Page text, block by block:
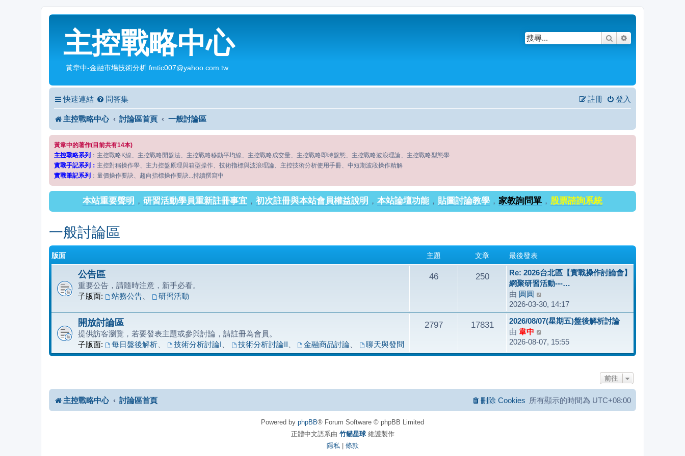
主控戰略中心
黃韋中-金融市場技術分析 fmtic007@yahoo.com.tw
搜尋
快速連結 問答集 登入
註冊
主控戰略中心 討論區首頁 一般討論區
黃韋中的著作(目前共有14本)
主控戰略系列 ：主控戰略K線、主控戰略開盤法、主控戰略移動平均線、主控戰略成交量、主控戰略即時盤態、主控戰略波浪理論、主控戰略型態學
實戰手記系列： 主控對稱操作學、主力控盤原理與箱型操作、技術指標與波浪理論、主控技術分析使用手冊、中短期波段操作精解
實戰筆記系列 ：量價操作要訣、趨向指標操作要訣...持續撰寫中
本站重要聲明 ， 研習活動學員重新註冊事宜 ， 初次註冊與本站會員權益說明 ， 本站論壇功能， 貼圖討論教學 ， 家教詢問單 ， 股票諮詢系統
一般討論區
版面 主題 文章 最後發表
公告區
重要公告，請隨時注意，新手必看。
子版面:
站務公告、 研習活動
46 250
Re: 2026台北區【實戰操作討論會】
網聚研習活動---…
由 圓圓
視
最
後
表
2026-03-30, 14:17
開放討論區
提供訪客瀏覽，若要發表主題或參與討論，請註冊為會員。
子版面:
每日盤後解析、 技術分析討論I 技術分析討論II 金融商品討論 聊天與發問
2797 17831
2026/08/07(星期五)盤後解析討論
由 韋中
視
最
2026-08-07, 15:55
前往
主控戰略中心 討論區首頁 所有顯示的時間為 UTC+08:00
刪除 Cookies
Powered by phpBB® Forum Software © phpBB Limited
正體中文語系由 竹貓星球維護製作
隱私
條款